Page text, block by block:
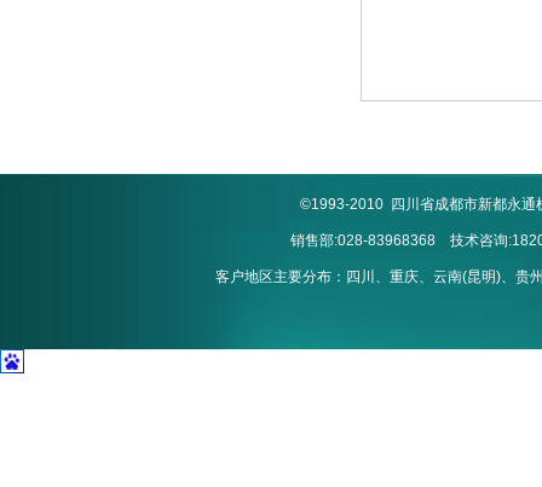
©1993-2010 四川省成都市新都永
销售部:028-83968368 技术咨询
客户地区主要分布：四川、重庆、云南(昆明)、贵